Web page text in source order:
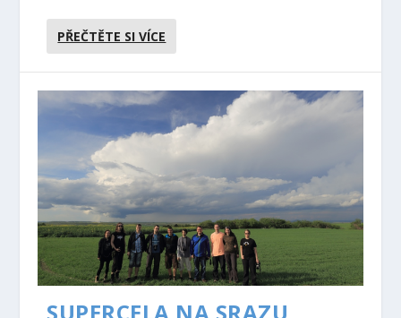
PŘEČTĚTE SI VÍCE
SUPERCELA NA SRAZU